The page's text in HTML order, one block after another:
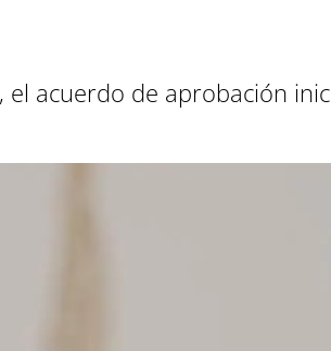
acuerdo de aprobación